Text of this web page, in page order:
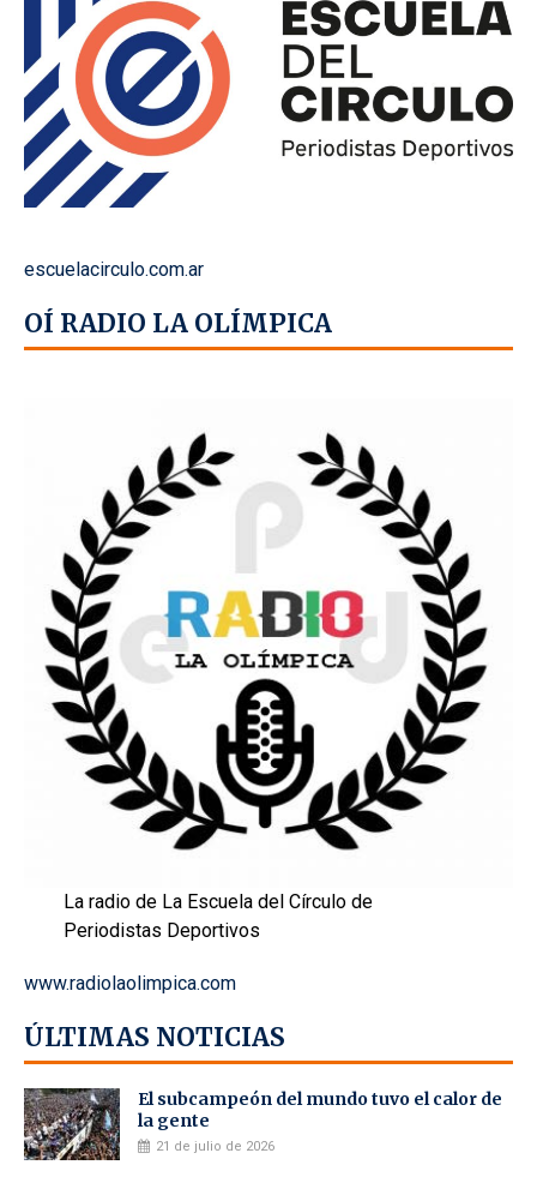
escuelacirculo.com.ar
OÍ RADIO LA OLÍMPICA
La radio de La Escuela del Círculo de
Periodistas Deportivos
www.radiolaolimpica.com
ÚLTIMAS NOTICIAS
El subcampeón del mundo tuvo el calor de
la gente
21 de julio de 2026